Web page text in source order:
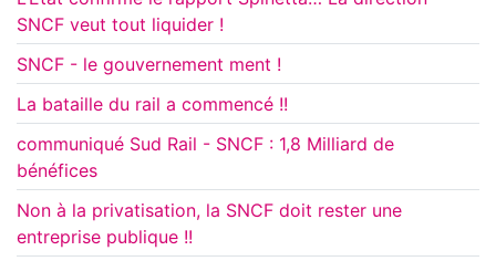
SNCF veut tout liquider !
SNCF - le gouvernement ment !
La bataille du rail a commencé !!
communiqué Sud Rail - SNCF : 1,8 Milliard de
bénéfices
Non à la privatisation, la SNCF doit rester une
entreprise publique !!